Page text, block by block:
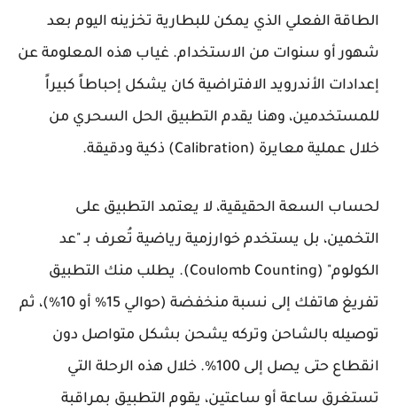
الطاقة الفعلي الذي يمكن للبطارية تخزينه اليوم بعد
شهور أو سنوات من الاستخدام. غياب هذه المعلومة عن
إعدادات الأندرويد الافتراضية كان يشكل إحباطاً كبيراً
للمستخدمين، وهنا يقدم التطبيق الحل السحري من
خلال عملية معايرة (Calibration) ذكية ودقيقة.
لحساب السعة الحقيقية، لا يعتمد التطبيق على
التخمين، بل يستخدم خوارزمية رياضية تُعرف بـ "عد
الكولوم" (Coulomb Counting). يطلب منك التطبيق
تفريغ هاتفك إلى نسبة منخفضة (حوالي 15% أو 10%)، ثم
توصيله بالشاحن وتركه يشحن بشكل متواصل دون
انقطاع حتى يصل إلى 100%. خلال هذه الرحلة التي
تستغرق ساعة أو ساعتين، يقوم التطبيق بمراقبة